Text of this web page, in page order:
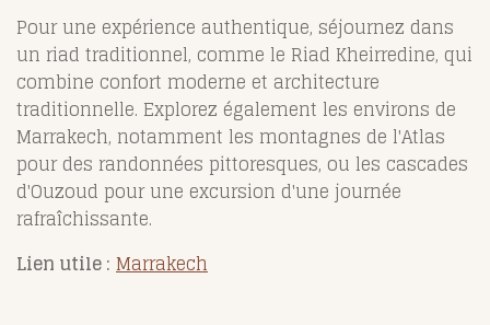
Pour une expérience authentique, séjournez dans
un riad traditionnel, comme le Riad Kheirredine, qui
combine confort moderne et architecture
traditionnelle. Explorez également les environs de
Marrakech, notamment les montagnes de l'Atlas
pour des randonnées pittoresques, ou les cascades
d'Ouzoud pour une excursion d'une journée
rafraîchissante.
Lien utile : Marrakech